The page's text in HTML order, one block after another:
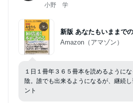
小野 学
新版 あなたもいままで
Amazon（アマゾン）
１日１冊年３６５冊本を読めるように
陰。誰でも出来るようになるが、継続
ント